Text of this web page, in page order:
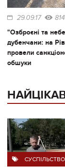
29.09.17 814
"Озброєні та
дубенчани: на
провели
обшуки
СУСПІЛЬСТВО